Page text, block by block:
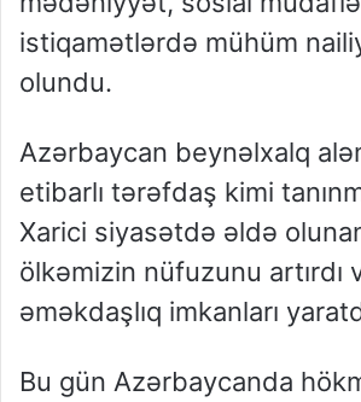
istiqamətlərdə mühüm
olundu.
Azərbaycan beynəlxalq
etibarlı tərəfdaş kimi
Xarici siyasətdə əldə
ölkəmizin nüfuzunu artırdı
əməkdaşlıq imkanları
Bu gün Azərbaycanda